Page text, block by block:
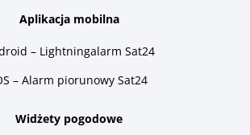
Aplikacja mobilna
– Lightningalarm Sat24
– Alarm piorunowy Sat24
Widżety pogodowe